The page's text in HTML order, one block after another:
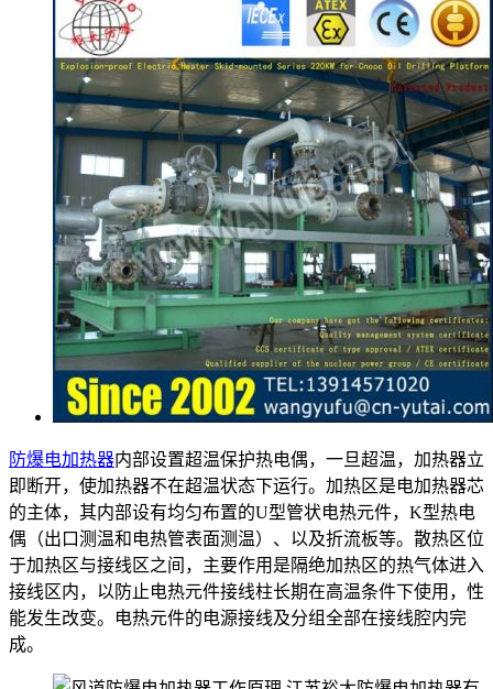
防爆电加热器内部设置超温保护热电偶，一旦超温，加热器立
即断开，使加热器不在超温状态下运行。加热区是电加热器芯
的主体，其内部设有均匀布置的U型管状电热元件，K型热电
偶（出口测温和电热管表面测温）、以及折流板等。散热区位
于加热区与接线区之间，主要作用是隔绝加热区的热气体进入
接线区内，以防止电热元件接线柱长期在高温条件下使用，性
能发生改变。电热元件的电源接线及分组全部在接线腔内完
成。